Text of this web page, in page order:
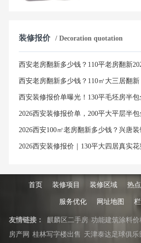
装修报价 / Decoration quotation
西安老房翻新多少钱？110平老房翻新
西安装修报价单曝光！130平毛坯房半
首页 装修项目 装修区域 热
服务优化 网址地图
友情链接： 麒麟区二手房 功能建筑涂料价
房产网 桂林写字楼出售 天津泰达足球俱乐